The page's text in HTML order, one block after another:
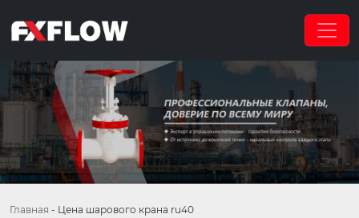
Главная - Цена шарового крана ru40